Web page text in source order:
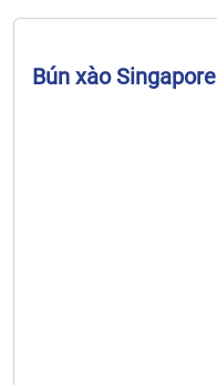
Bún xào Singapore